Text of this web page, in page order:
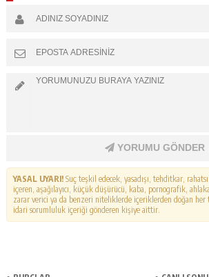
YORUMU GÖNDER
YASAL UYARI!Suç teşkil edecek, yasadışı, tehditkar,
içeren, aşağılayıcı, küçük düşürücü, kaba, pornografik,
zarar verici ya da benzeri niteliklerde içeriklerden doğan
idari sorumluluk içeriği gönderen kişiye aittir.